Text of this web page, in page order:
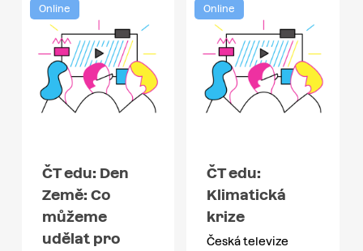
Online
ČT edu: Den
Země: Co
můžeme
udělat pro
Online
ČT edu:
Klimatická
krize
Česká televize